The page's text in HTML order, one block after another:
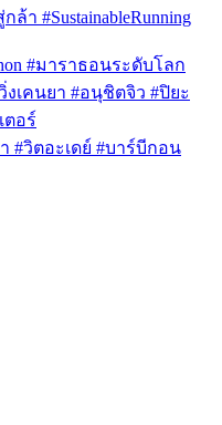
า #SustainableRunning
#มาราธอนระดับโลก
งเคนยา #อนุชิตจิว #ปิยะ
ตอร์
#วิตอะเดย์ #บาร์บีกอน